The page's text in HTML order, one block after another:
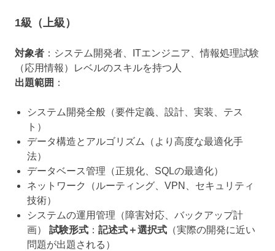
1級（上級）
対象者 ：システム開発者、ITエンジニア、情報処理試験
（応用情報）レベルのスキルを持つ人
出題範囲 ：
システム開発全般（要件定義、設計、実装、テス
ト）
データ構造とアルゴリズム（より高度な最適化手
法）
データベース管理（正規化、SQLの最適化）
ネットワーク（ルーティング、VPN、セキュリティ
技術）
システムの運用管理（障害対応、バックアップ計
画） 試験形式 ： 記述式＋選択式 （実際の開発に近い
問題が出題される）